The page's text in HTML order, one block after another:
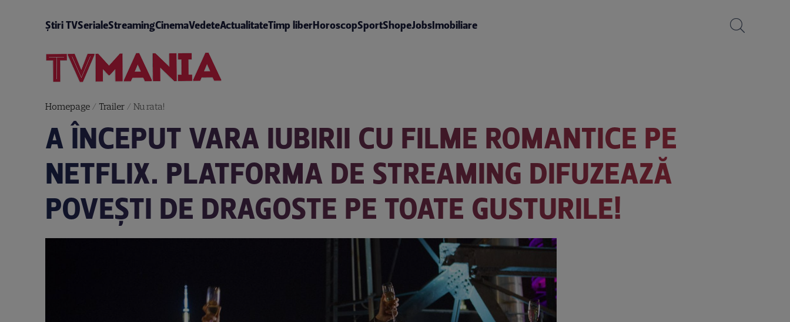
Știri TVSerialeStreamingCinemaVedeteActualitateTimp liberHoroscopSportShopeJobsImobiliare
Homepage/ Trailer/ Nu rata!
A ÎNCEPUT VARA IUBIRII CU FILME ROMANTICE PE
NETFLIX. PLATFORMA DE STREAMING DIFUZEAZĂ
POVEȘTI DE DRAGOSTE PE TOATE GUSTURILE!